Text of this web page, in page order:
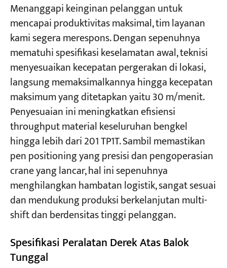
Menanggapi keinginan pelanggan untuk
mencapai produktivitas maksimal, tim layanan
kami segera merespons. Dengan sepenuhnya
mematuhi spesifikasi keselamatan awal, teknisi
menyesuaikan kecepatan pergerakan di lokasi,
langsung memaksimalkannya hingga kecepatan
maksimum yang ditetapkan yaitu 30 m/menit.
Penyesuaian ini meningkatkan efisiensi
throughput material keseluruhan bengkel
hingga lebih dari 201 TP1T. Sambil memastikan
pen positioning yang presisi dan pengoperasian
crane yang lancar, hal ini sepenuhnya
menghilangkan hambatan logistik, sangat sesuai
dan mendukung produksi berkelanjutan multi-
shift dan berdensitas tinggi pelanggan.
Spesifikasi Peralatan Derek Atas Balok
Tunggal